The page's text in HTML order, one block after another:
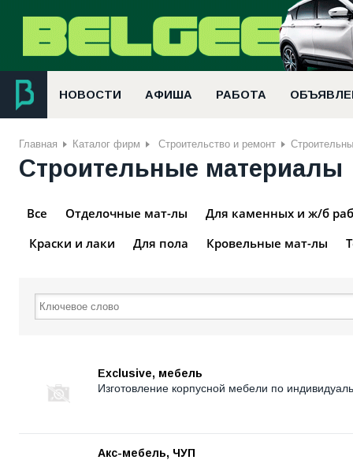
НОВОСТИ АФИША РАБОТА
Главная Каталог фирм Строительство и ремонт
Строительные материалы
Все Отделочные мат-лы
Для каменных и ж/б
Краски и лаки
Для пола Кровельные мат-лы
Exclusive, мебель
Изготовление корпусной мебели по
Акс-мебель, ЧУП